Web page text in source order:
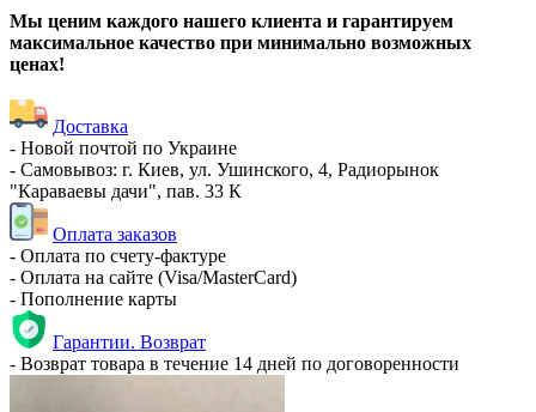
Мы ценим каждого нашего клиента и гарантируем
максимальное качество при минимально возможных
ценах!
Доставка
- Новой почтой по Украине
- Самовывоз: г. Киев, ул. Ушинского, 4, Радиорынок
"Караваевы дачи", пав. 33 К
Оплата заказов
- Оплата по счету-фактуре
- Оплата на сайте (Visa/MasterCard)
- Пополнение карты
Гарантии. Возврат
- Возврат товара в течение 14 дней по договоренности